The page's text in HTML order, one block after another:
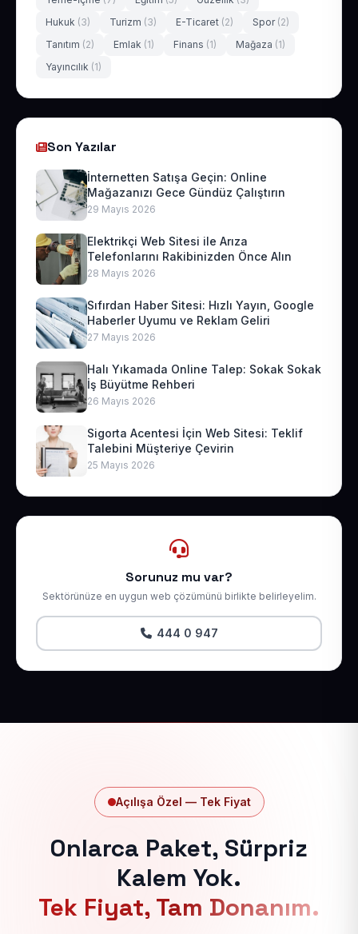
Hukuk (3) Turizm (3) E-Ticaret (2) Spor (2)
Tanıtım (2) Emlak (1) Finans (1) Mağaza (1)
Yayıncılık (1)
Son Yazılar
İnternetten Satışa Geçin: Online
Mağazanızı Gece Gündüz Çalıştırın
29 Mayıs 2026
Elektrikçi Web Sitesi ile Arıza
Telefonlarını Rakibinizden Önce Alın
28 Mayıs 2026
Sıfırdan Haber Sitesi: Hızlı Yayın, Google
Haberler Uyumu ve Reklam Geliri
27 Mayıs 2026
Halı Yıkamada Online Talep: Sokak Sokak
İş Büyütme Rehberi
26 Mayıs 2026
Sigorta Acentesi İçin Web Sitesi: Teklif
Talebini Müşteriye Çevirin
25 Mayıs 2026
Sorunuz mu var?
Sektörünüze en uygun web çözümünü birlikte belirleyelim.
444 0 947
Açılışa Özel — Tek Fiyat
Onlarca Paket, Sürpriz
Kalem Yok.
Tek Fiyat, Tam Donanım.